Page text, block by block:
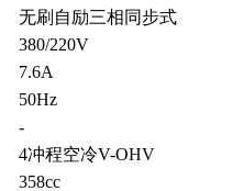
无刷自励三相同步式
380/220V
7.6A
50Hz
-
4冲程空冷V-OHV
358cc